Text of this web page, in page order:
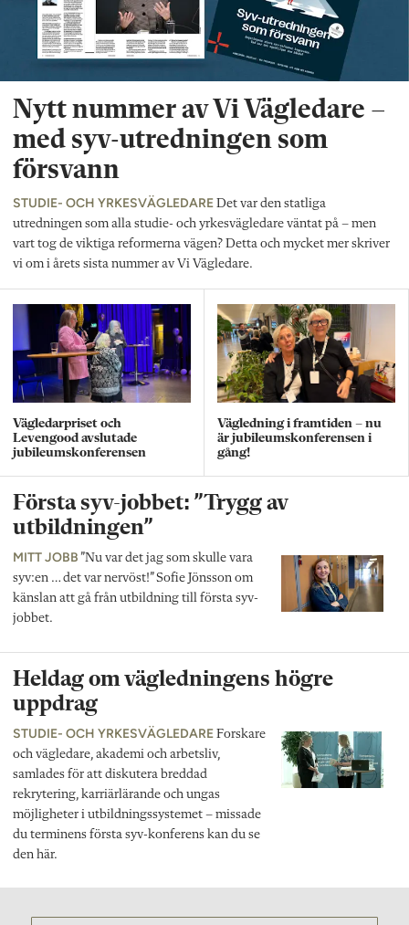
Nytt nummer av Vi Vägledare –
med syv-utredningen som
försvann
STUDIE- OCH YRKESVÄGLEDARE Det var den statliga
utredningen som alla studie- och yrkesvägledare väntat på – men
vart tog de viktiga reformerna vägen? Detta och mycket mer skriver
vi om i årets sista nummer av Vi Vägledare.
Vägledarpriset och
Levengood avslutade
jubileumskonferensen
Vägledning i framtiden – nu
är jubileumskonferensen i
gång!
Första syv-jobbet: ”Trygg av
utbildningen”
MITT JOBB ”Nu var det jag som skulle vara
syv:en … det var nervöst!” Sofie Jönsson om
känslan att gå från utbildning till första syv-
jobbet.
Heldag om vägledningens högre
uppdrag
STUDIE- OCH YRKESVÄGLEDARE Forskare
och vägledare, akademi och arbetsliv,
samlades för att diskutera breddad
rekrytering, karriärlärande och ungas
möjligheter i utbildningssystemet – missade
du terminens första syv-konferens kan du se
den här.